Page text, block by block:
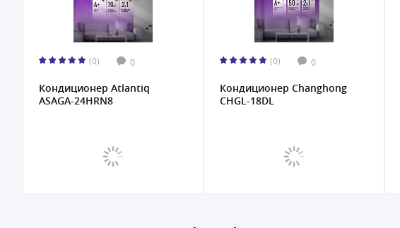
(0) 0
Кондиционер Atlantiq
ASAGA-24HRN8
(0) 0
Кондиционер Changhong
CHGL-18DL